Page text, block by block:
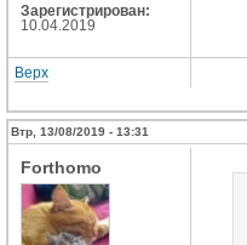
Зарегистрирован:
10.04.2019
Верх
Втр, 13/08/2019 - 13:31
Forthomo